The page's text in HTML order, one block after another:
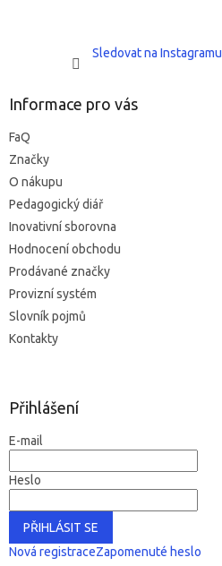
Sledovat na Instagramu
Informace pro vás
FaQ
Značky
O nákupu
Pedagogický diář
Inovativní sborovna
Hodnocení obchodu
Prodávané značky
Provizní systém
Slovník pojmů
Kontakty
Přihlášení
E-mail
Heslo
PŘIHLÁSIT SE
Nová registraceZapomenuté heslo